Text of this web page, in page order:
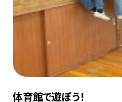
体育館で遊ぼう！